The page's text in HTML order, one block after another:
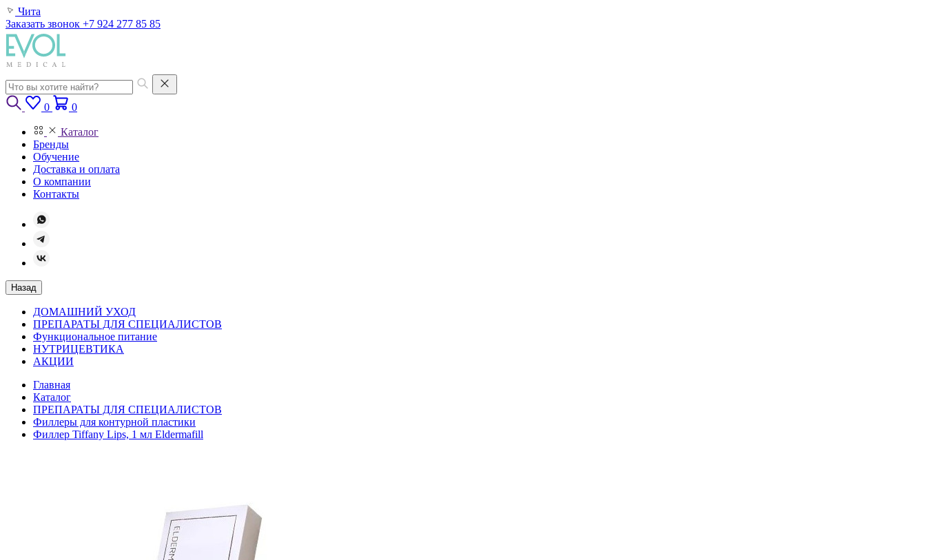
Чита
Заказать звонок +7 924 277 85 85
0 0
Каталог
Бренды
Обучение
Доставка и оплата
О компании
Контакты
Назад
ДОМАШНИЙ УХОД
ПРЕПАРАТЫ ДЛЯ СПЕЦИАЛИСТОВ
Функциональное питание
НУТРИЦЕВТИКА
АКЦИИ
Главная
Каталог
ПРЕПАРАТЫ ДЛЯ СПЕЦИАЛИСТОВ
Филлеры для контурной пластики
Филлер Tiffany Lips, 1 мл Eldermafill